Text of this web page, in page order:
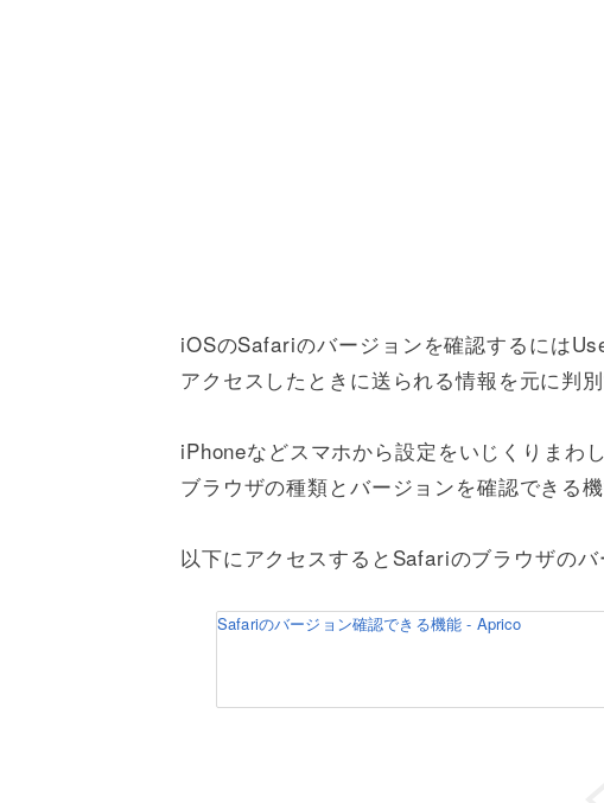
iOSのSafariのバージョンを確認するには
アクセスしたときに送られる情報を元に判
iPhoneなどスマホから設定をいじくりまわ
ブラウザの種類とバージョンを確認できる
以下にアクセスするとSafariのブラウザのバ
Safariのバージョン確認できる機能 - Aprico